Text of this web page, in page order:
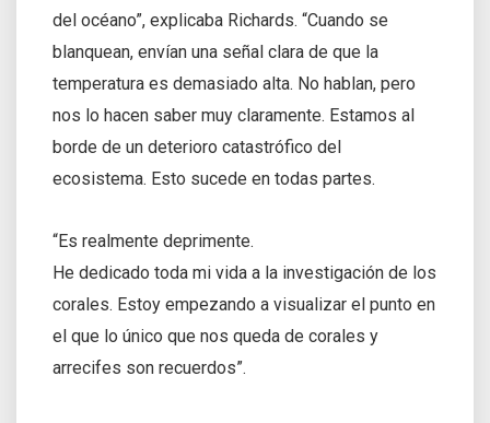
del océano”, explicaba Richards. “Cuando se
blanquean, envían una señal clara de que la
temperatura es demasiado alta. No hablan, pero
nos lo hacen saber muy claramente. Estamos al
borde de un deterioro catastrófico del
ecosistema. Esto sucede en todas partes.
“Es realmente deprimente.
He dedicado toda mi vida a la investigación de los
corales. Estoy empezando a visualizar el punto en
el que lo único que nos queda de corales y
arrecifes son recuerdos”.